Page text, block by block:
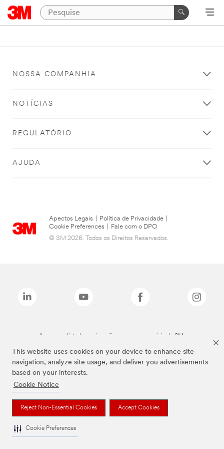
This website uses cookies on your device to enhance site
navigation, analyze site usage, and deliver you advertisements
based on your interests.
Cookie Notice
Reject Non-Essential Cookies Accept Cookies
Cookie Preferences
NOSSA COMPANHIA
NOTÍCIAS
REGULATÓRIO
AJUDA
Apectos Legais Política de Privacidade
Cookie Preferences
Fale com o DPO
© 3M 2026. Todos os Direitos Reservados.
As marcas listadas a cima são marcas comerciais da 3M.